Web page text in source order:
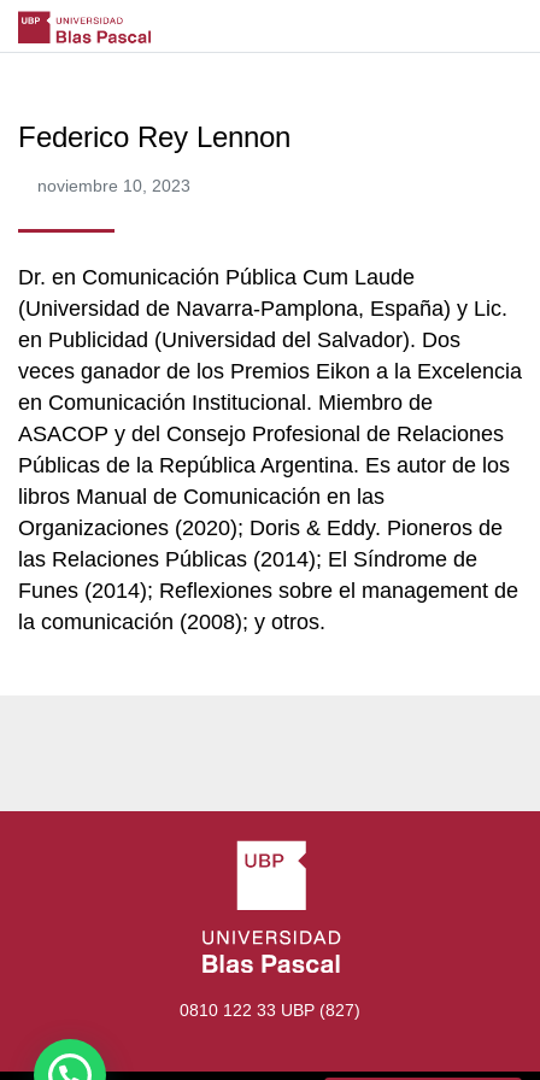
Federico Rey Lennon
noviembre 10, 2023
Dr. en Comunicación Pública Cum Laude
(Universidad de Navarra-Pamplona, España) y Lic.
en Publicidad (Universidad del Salvador). Dos
veces ganador de los Premios Eikon a la Excelencia
en Comunicación Institucional. Miembro de
ASACOP y del Consejo Profesional de Relaciones
Públicas de la República Argentina. Es autor de los
libros Manual de Comunicación en las
Organizaciones (2020); Doris & Eddy. Pioneros de
las Relaciones Públicas (2014); El Síndrome de
Funes (2014); Reflexiones sobre el management de
la comunicación (2008); y otros.
0810 122 33 UBP (827)